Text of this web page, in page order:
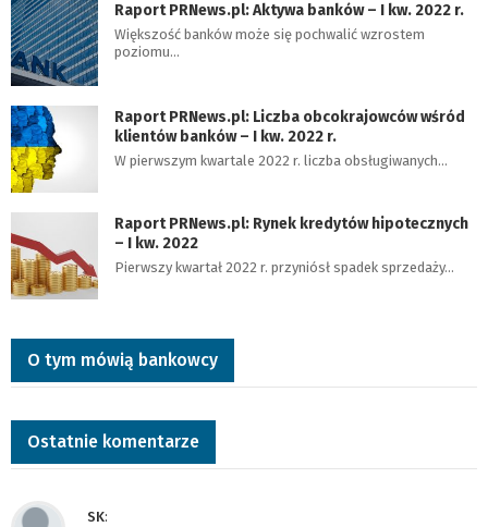
Raport PRNews.pl: Aktywa banków – I kw. 2022 r.
Większość banków może się pochwalić wzrostem
poziomu…
Raport PRNews.pl: Liczba obcokrajowców wśród
klientów banków – I kw. 2022 r.
W pierwszym kwartale 2022 r. liczba obsługiwanych…
Raport PRNews.pl: Rynek kredytów hipotecznych
– I kw. 2022
Pierwszy kwartał 2022 r. przyniósł spadek sprzedaży…
O tym mówią bankowcy
Ostatnie komentarze
SK: